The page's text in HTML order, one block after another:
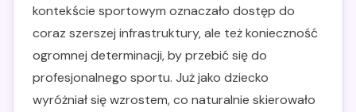
kontekście sportowym oznaczało dostęp do
coraz szerszej infrastruktury, ale też konieczność
ogromnej determinacji, by przebić się do
profesjonalnego sportu. Już jako dziecko
wyróżniał się wzrostem, co naturalnie skierowało